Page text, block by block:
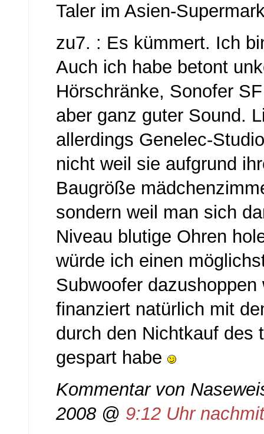
Taler im Asien-
zu7. : Es kümmert. Ich
Auch ich habe betont
Hörschränke, Sonofer
aber ganz guter Sound.
allerdings Genelec-
nicht weil sie aufgrund
Baugröße
sondern weil man sich
Niveau blutige Ohren
würde ich einen
Subwoofer dazushoppen
finanziert natürlich mit
durch den Nichtkauf des
gespart habe
Kommentar von
2008 @ 9:12 Uhr